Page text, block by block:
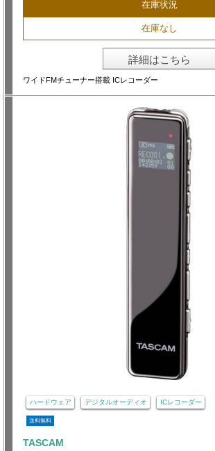
在庫状況
在庫なし
詳細はこちら
ワイドFMチューナー搭載 ICレコーダー
ハードウェア デジタルオーディオ ICレコーダー
送料無料
TASCAM